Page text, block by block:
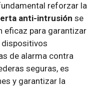
reforzar la
anti-intrusión se
eficaz para garantizar
dispositivos
de alarma contra
seguras, es
y garantizar la